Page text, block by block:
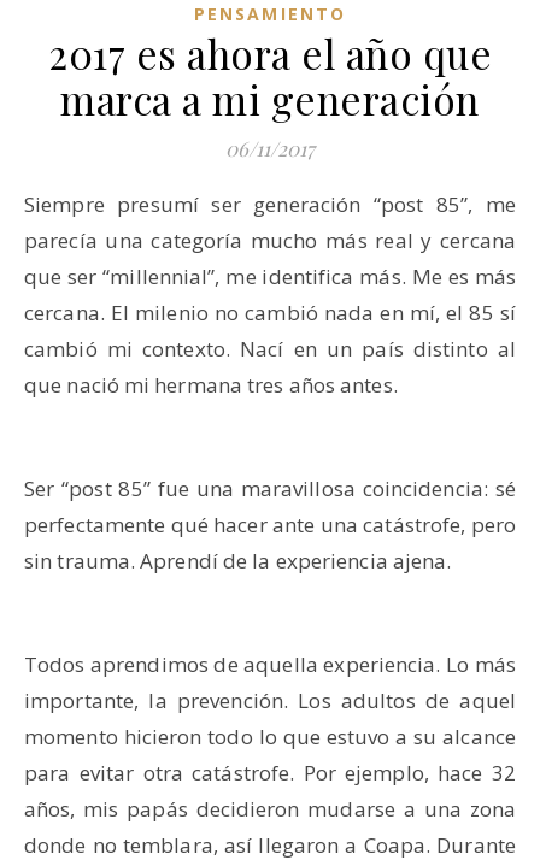
PENSAMIENTO
2017 es ahora el año que
marca a mi generación
06/11/2017
Siempre presumí ser generación “post 85”, me
parecía una categoría mucho más real y cercana
que ser “millennial”, me identifica más. Me es más
cercana. El milenio no cambió nada en mí, el 85 sí
cambió mi contexto. Nací en un país distinto al
que nació mi hermana tres años antes.
Ser “post 85” fue una maravillosa coincidencia: sé
perfectamente qué hacer ante una catástrofe, pero
sin trauma. Aprendí de la experiencia ajena.
Todos aprendimos de aquella experiencia. Lo más
importante, la prevención. Los adultos de aquel
momento hicieron todo lo que estuvo a su alcance
para evitar otra catástrofe. Por ejemplo, hace 32
años, mis papás decidieron mudarse a una zona
donde no temblara, así llegaron a Coapa. Durante